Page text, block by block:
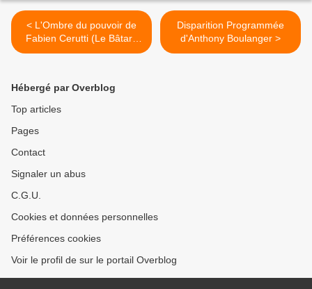
< L'Ombre du pouvoir de
Fabien Cerutti (Le Bâtard
de Kosigan, Tome 1)
Disparition Programmée
d'Anthony Boulanger >
Hébergé par Overblog
Top articles
Pages
Contact
Signaler un abus
C.G.U.
Cookies et données personnelles
Préférences cookies
Voir le profil de sur le portail Overblog